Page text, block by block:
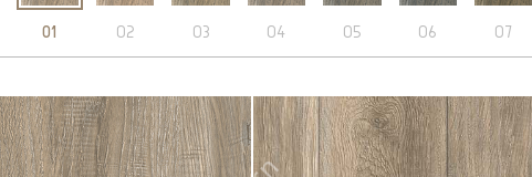
01 02 03 04 05 06 07